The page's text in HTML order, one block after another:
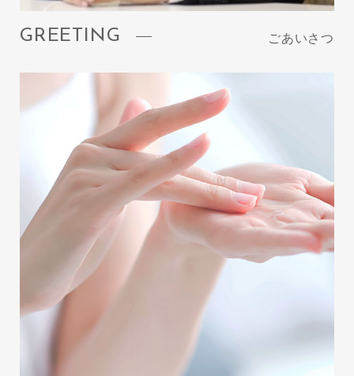
GREETING ごあいさつ